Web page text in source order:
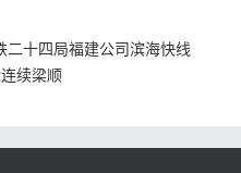
二十四局福建公司滨海快线
续梁顺